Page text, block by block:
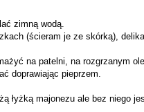
zimną wodą.
(ścieram je ze skórką),
na patelni, na rozgrzanym
doprawiając pieprzem.
łyżką majonezu ale bez niego